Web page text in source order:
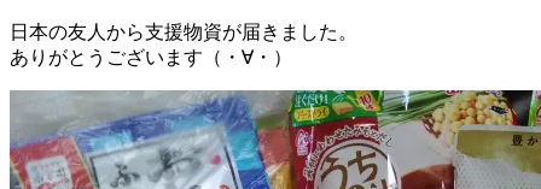
日本の友人から支援物資が届きました。
ありがとうございます（・∀・）